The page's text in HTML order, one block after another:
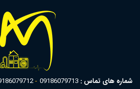
شماره های تماس : 09186079713